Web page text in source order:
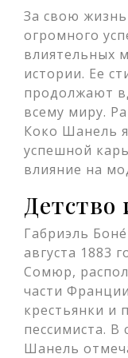
За свою
огромного
влиятельных
истории. Ее
продолжают
всему миру.
Коко Шанель
успешной
влияние на
Детство
Габриэль
августа 1883
Сомюр,
части
крестьянки и
пессимиста. В
Шанель